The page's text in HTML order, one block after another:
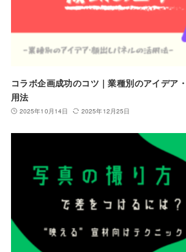
コラボ企画成功のコツ｜業種別のアイデア
用法
2025年10月14日 2025年12月25日